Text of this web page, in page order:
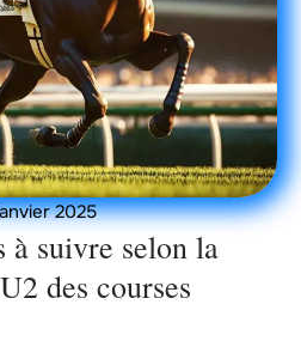
2025
à suivre selon la
des courses